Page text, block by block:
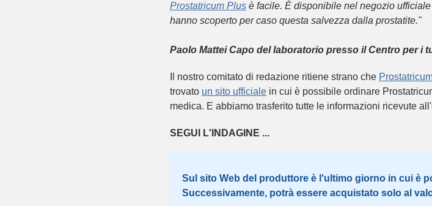
Prostatricum Plus è facile. È disponibile nel negozio
hanno scoperto per caso questa salvezza dalla prostatite."
Paolo Mattei Capo del laboratorio presso il Centro per i
Il nostro comitato di redazione ritiene strano che
trovato un sito ufficiale in cui è possibile ordinare
medica. E abbiamo trasferito tutte le informazioni ricevute
SEGUI L'INDAGINE ...
Sul sito Web del produttore è l'ultimo giorno in cui è
Successivamente, potrà essere acquistato solo al